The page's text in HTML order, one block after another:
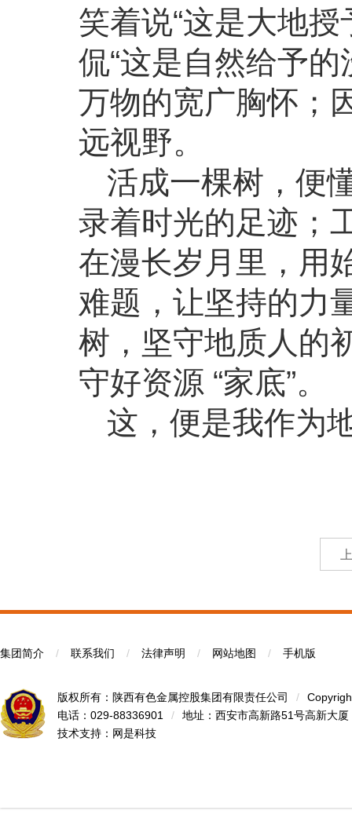
笑着说“这是大地
侃“这是自然给予
万物的宽广胸怀；
远视野。
活成一棵树，便
录着时光的足迹；
在漫长岁月里，用
难题，让坚持的力
树，坚守地质人的
守好资源 “家底”。
这，便是我作为
集团简介 / 联系我们 / 法律声明 / 网站地图 / 手机版
版权所有：陕西有色金属控股集团有限责任公司 /
电话：029-88336901
/
地址：西安市高新路51号高新大厦
技术支持： 网是科技